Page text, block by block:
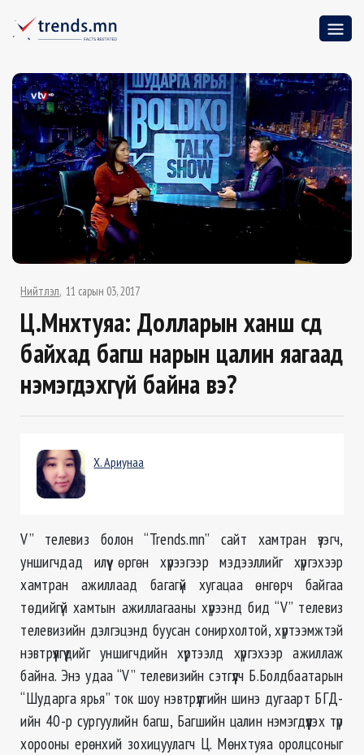
Нийтлэл 11 сарын 03, 2017
Ц.Мөнхтуяа: Долларын ханш өсөөд
байхад багш нарын цалин яагаад
нэмэгдэхгүй байна вэ?
Х. Ариунаа
V” телевиз болон “Trends.mn” сайт хамтран үзэгч,
уншигчдад илүү өргөн хүрээгээр мэдээллийг хүргэхээр
хамтран ажиллаад багагүй хугацаа өнгөрч байгаа
төдийгүй хамтын ажиллагааны хүрээнд бид “V” телевиз
телевизийн дэлгэцэнд буусан сонирхолтой, хүртээмжтэй
нэвтрүүлгүүдийг уншигчдийн хүртээлд хүргэхээр ажиллаж
байна. Энэ удаа “V” телевизийн сэтгүүлч Б.Болдбаатарын
“Шударга ярья” ток шоу нэвтрүүлгийн шинэ дугаарт БГД-
ийн 40-р сургуулийн багш, Багшийн цалин нэмэгдүүлэх түр
хорооны ерөнхий зохицуулагч Ц. Мөнхтуяа оролцсоныг